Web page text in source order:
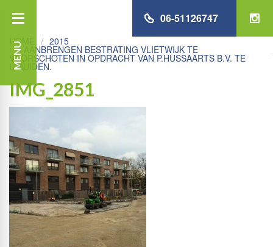
MENU
06-51126747
HOME 2015
AANBRENGEN BESTRATING VLIETWIJK TE
VOORSCHOTEN IN OPDRACHT VAN P.HUSSAARTS B.V. TE
IJMUIDEN.
IMG_2851